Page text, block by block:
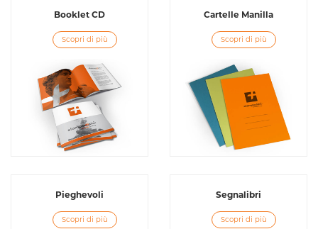
Booklet CD
Scopri di più
Cartelle Manilla
Scopri di più
Pieghevoli
Scopri di più
Segnalibri
Scopri di più